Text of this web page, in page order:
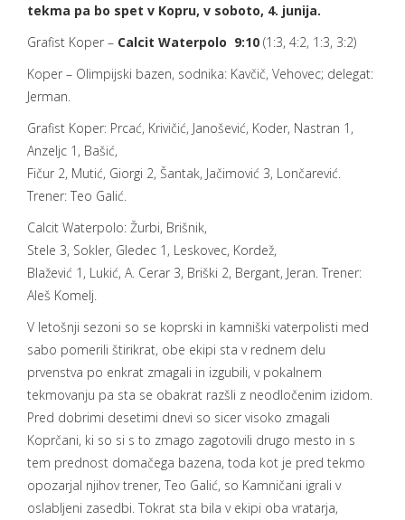
tekma pa bo spet v Kopru, v soboto, 4. junija.
Grafist Koper – Calcit Waterpolo 9:10 (1:3, 4:2, 1:3, 3:2)
Koper – Olimpijski bazen, sodnika: Kavčič, Vehovec; delegat:
Jerman.
Grafist Koper: Prcać, Krivičić, Janošević, Koder, Nastran 1 ,
Anzeljc 1 , Bašić,
Fičur 2, Mutić, Giorgi 2, Šantak, Jačimović 3, Lončarević
Trener: Teo Galić.
Calcit Waterpolo: Žurbi, Brišnik,
Stele 3, Sokler, Gledec 1 , Leskovec, Kordež,
Blažević 1 , Lukić, A Cerar 3, Briški 2, Bergant, Jeran. Trener:
Aleš Komelj
V letošnji sezoni so se koprski in kamniški vaterpolisti med
sabo pomerili štirikrat, obe ekipi sta v rednem delu
prvenstva po enkrat zmagali in izgubili, v pokalnem
tekmovanju pa sta se obakrat razšli z neodločenim izidom.
Pred dobrimi desetimi dnevi so sicer visoko zmagali
Koprčani, ki so si s to zmago zagotovili drugo mesto in s
tem prednost domačega bazena, toda kot je pred tekmo
opozarjal njihov trener, Teo Galić, so Kamničani igrali v
oslabljeni zasedbi. Tokrat sta bila v ekipi oba vratarja,